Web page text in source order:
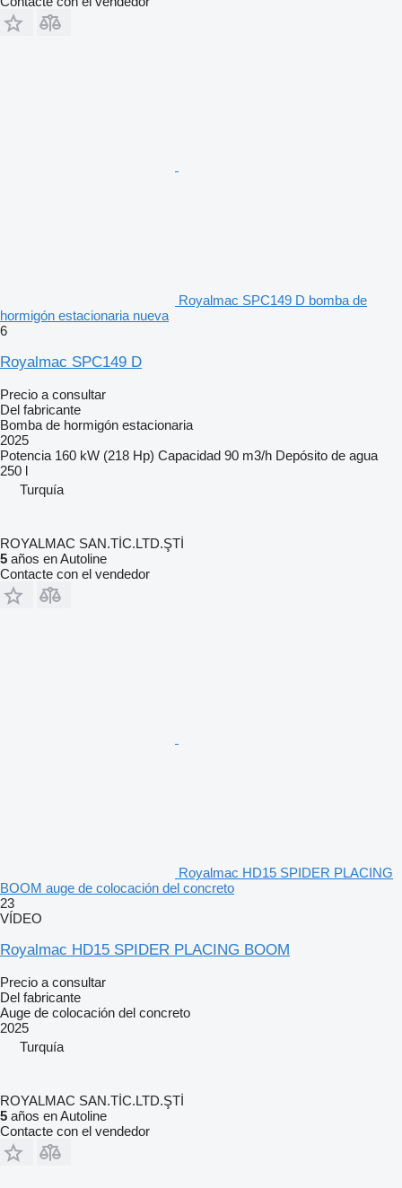
Royalmac SPC149 D bomba de
hormigón estacionaria nueva
6
Royalmac SPC149 D
Precio a consultar
Del fabricante
Bomba de hormigón estacionaria
2025
Potencia 160 kW (218 Hp) Capacidad 90 m3/h Depósito de agua
250 l
Turquía
ROYALMAC SAN.TİC.LTD.ŞTİ
5 años en Autoline
Contacte con el vendedor
Royalmac HD15 SPIDER PLACING
BOOM auge de colocación del concreto
23
VÍDEO
Royalmac HD15 SPIDER PLACING BOOM
Precio a consultar
Del fabricante
Auge de colocación del concreto
2025
Turquía
ROYALMAC SAN.TİC.LTD.ŞTİ
5 años en Autoline
Contacte con el vendedor